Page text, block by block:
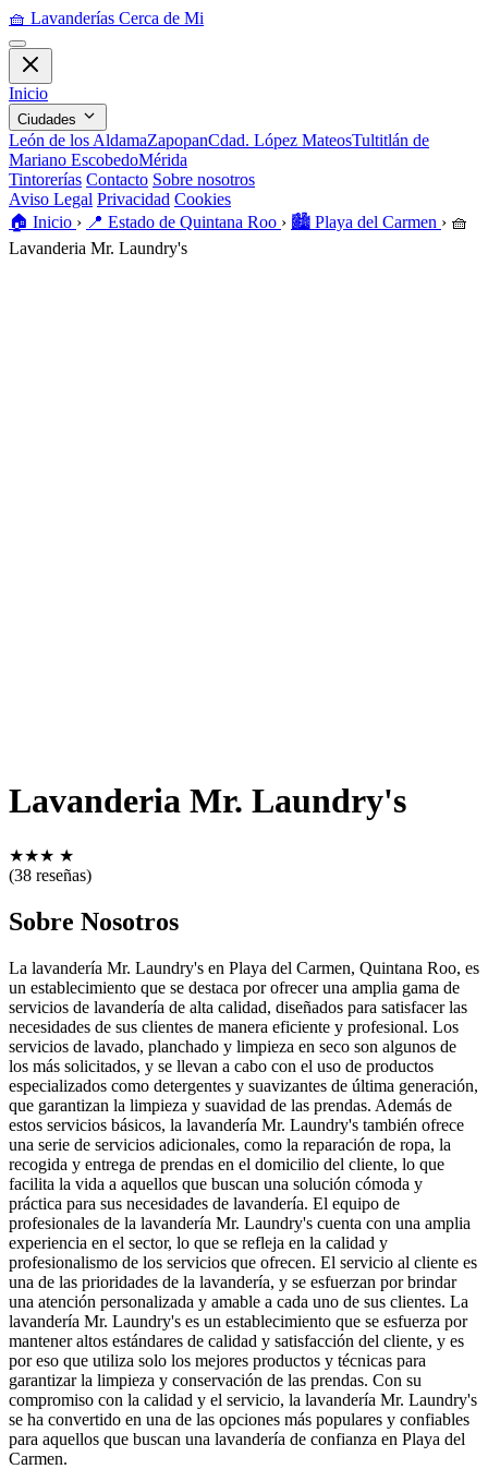
🧺 Lavanderías Cerca de Mi
Inicio
Ciudades
León de los AldamaZapopanCdad. López MateosTultitlán de
Mariano EscobedoMérida
Tintorerías Contacto Sobre nosotros
Aviso Legal Privacidad Cookies
🏠️ Inicio › 📍 Estado de Quintana Roo › 🏙️ Playa del Carmen › 🧺
Lavanderia Mr. Laundry's
Lavanderia Mr. Laundry's
★★★ ★
(38 reseñas)
Sobre Nosotros
La lavandería Mr. Laundry's en Playa del Carmen, Quintana Roo, es
un establecimiento que se destaca por ofrecer una amplia gama de
servicios de lavandería de alta calidad, diseñados para satisfacer las
necesidades de sus clientes de manera eficiente y profesional. Los
servicios de lavado, planchado y limpieza en seco son algunos de
los más solicitados, y se llevan a cabo con el uso de productos
especializados como detergentes y suavizantes de última generación,
que garantizan la limpieza y suavidad de las prendas. Además de
estos servicios básicos, la lavandería Mr. Laundry's también ofrece
una serie de servicios adicionales, como la reparación de ropa, la
recogida y entrega de prendas en el domicilio del cliente, lo que
facilita la vida a aquellos que buscan una solución cómoda y
práctica para sus necesidades de lavandería. El equipo de
profesionales de la lavandería Mr. Laundry's cuenta con una amplia
experiencia en el sector, lo que se refleja en la calidad y
profesionalismo de los servicios que ofrecen. El servicio al cliente es
una de las prioridades de la lavandería, y se esfuerzan por brindar
una atención personalizada y amable a cada uno de sus clientes. La
lavandería Mr. Laundry's es un establecimiento que se esfuerza por
mantener altos estándares de calidad y satisfacción del cliente, y es
por eso que utiliza solo los mejores productos y técnicas para
garantizar la limpieza y conservación de las prendas. Con su
compromiso con la calidad y el servicio, la lavandería Mr. Laundry's
se ha convertido en una de las opciones más populares y confiables
para aquellos que buscan una lavandería de confianza en Playa del
Carmen.